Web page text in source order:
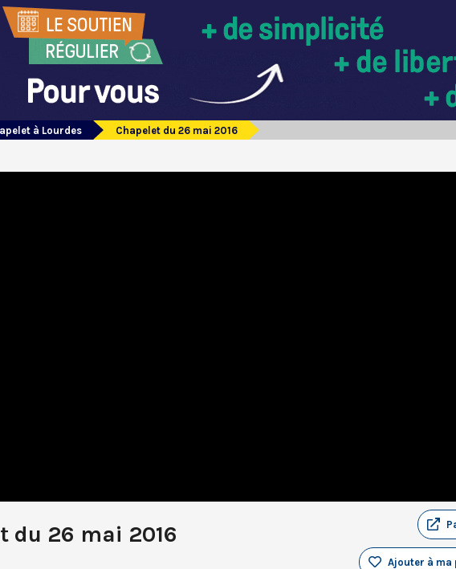
à Lourdes Chapelet du 26 mai 2016
du 26 mai 2016
Ajouter à